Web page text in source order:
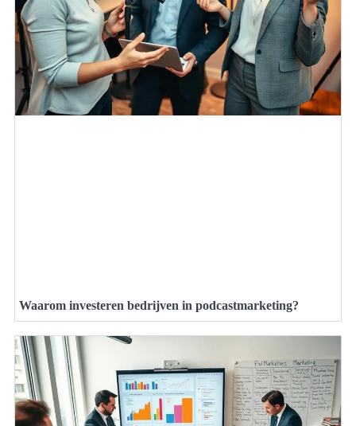
Waarom investeren bedrijven in podcastmarketing?